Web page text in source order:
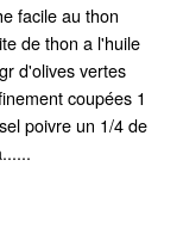
facile au thon
de thon a l'huile
d'olives vertes
coupées 1
poivre un 1/4 de